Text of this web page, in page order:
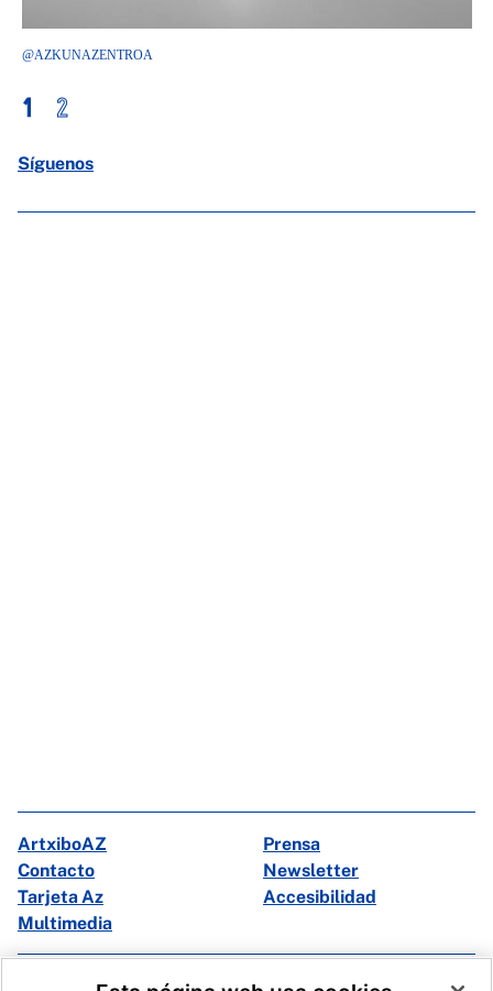
@AZKUNAZENTROA
1 2
Síguenos
ArtxiboAZ
Prensa
Contacto
Newsletter
Tarjeta Az
Accesibilidad
Multimedia
Facebook X